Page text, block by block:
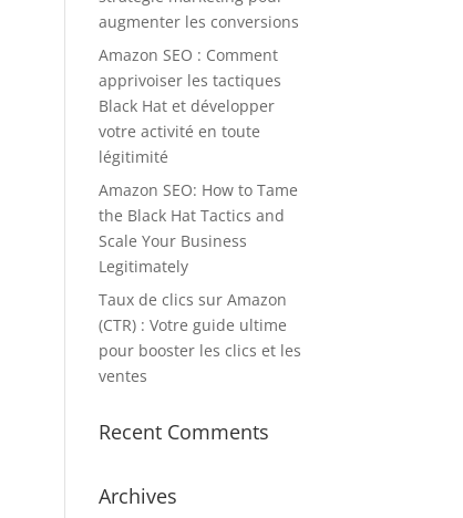
augmenter les conversions
Amazon SEO : Comment
apprivoiser les tactiques
Black Hat et développer
votre activité en toute
légitimité
Amazon SEO: How to Tame
the Black Hat Tactics and
Scale Your Business
Legitimately
Taux de clics sur Amazon
(CTR) : Votre guide ultime
pour booster les clics et les
ventes
Recent Comments
Archives